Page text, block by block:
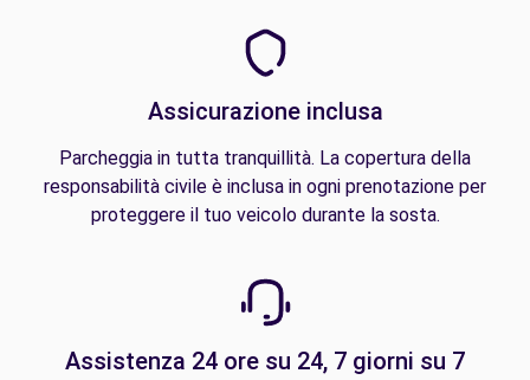
Assicurazione inclusa
Parcheggia in tutta tranquillità. La copertura della
responsabilità civile è inclusa in ogni prenotazione per
proteggere il tuo veicolo durante la sosta.
Assistenza 24 ore su 24, 7 giorni su 7